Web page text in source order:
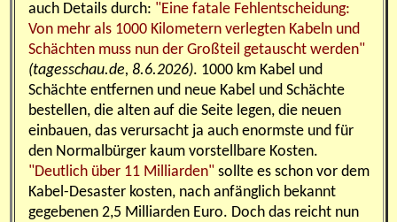
auch Details durch: "Eine fatale Fehlentscheidung:
Von mehr als 1000 Kilometern verlegten Kabeln und
Schächten muss nun der Großteil getauscht werden"
(tagesschau.de, 8.6.2026). 1000 km Kabel und
Schächte entfernen und neue Kabel und Schächte
bestellen, die alten auf die Seite legen, die neuen
einbauen, das verursacht ja auch enormste und für
den Normalbürger kaum vorstellbare Kosten.
"Deutlich über 11 Milliarden" sollte es schon vor dem
Kabel-Desaster kosten, nach anfänglich bekannt
gegebenen 2,5 Milliarden Euro. Doch das reicht nun